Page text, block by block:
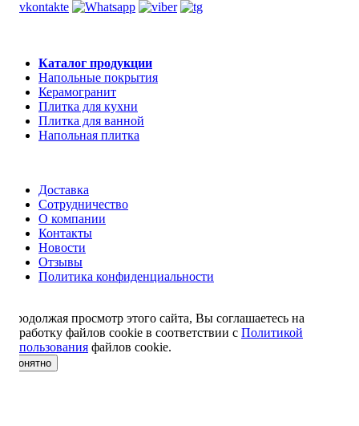
Каталог продукции
Напольные покрытия
Керамогранит
Плитка для кухни
Плитка для ванной
Напольная плитка
Доставка
Сотрудничество
О компании
Контакты
Новости
Отзывы
Политика конфиденциальности
Продолжая просмотр этого сайта, Вы соглашаетесь на
обработку файлов cookie в соответствии с Политикой
использования файлов cookie.
понятно